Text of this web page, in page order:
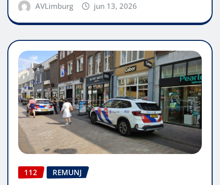
AVLimburg jun 13, 2026
112 REMUNJ